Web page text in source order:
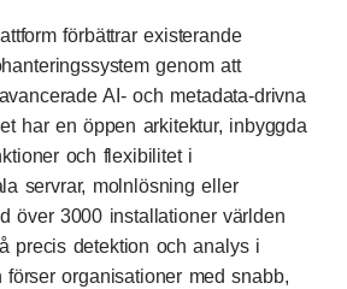
förbättrar existerande
genom att
AI- och metadata-drivna
har en öppen arkitektur, inbyggda
och flexibilitet i
servrar, molnlösning eller
över 3000 installationer världen
precis detektion och analys i
förser organisationer med snabb,